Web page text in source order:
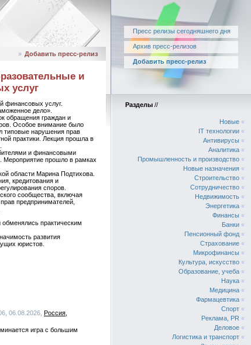
Пресс релизы сегодняшнего дня
Архив пресс-релизов
Добавить пресс-релиз
» Добавить пресс-релиз
и
услуг
финансовых услуг.
дело».
обращения граждан и
Особое внимание было
типовые нарушения прав
практики. Лекция прошла в
и финансовыми
Мероприятие прошло в рамках
области Марина Подтихова.
кредитования и
споров.
сообщества, включая
предпринимателей,
практическим
развития
юристов.
06.08.2026, Россия
игра с большим
Разделы //
Новые «
IT технологии «
Антивирусы «
Аналитика «
Промышленность и производство «
Новые назначения «
Строительство «
Сотрудничество «
Недвижимость «
Энергетика «
Финансы «
Банки «
Пенсионный фонд «
Страхование «
Микрофинансы «
Культура, искусство «
Образование, учеба «
Наука «
Медицина «
Фармацевтика «
Спорт «
Реклама, PR «
Деловое «
Логистика и транспорт «